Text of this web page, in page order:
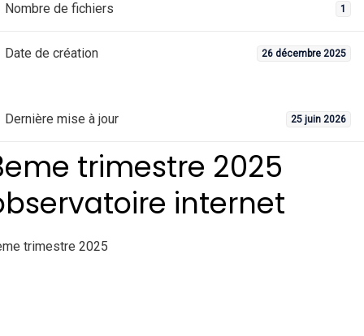
Nombre de fichiers 1
Date de création 26 décembre 2025
Dernière mise à jour 25 juin 2026
trimestre 2025
internet
trimestre 2025